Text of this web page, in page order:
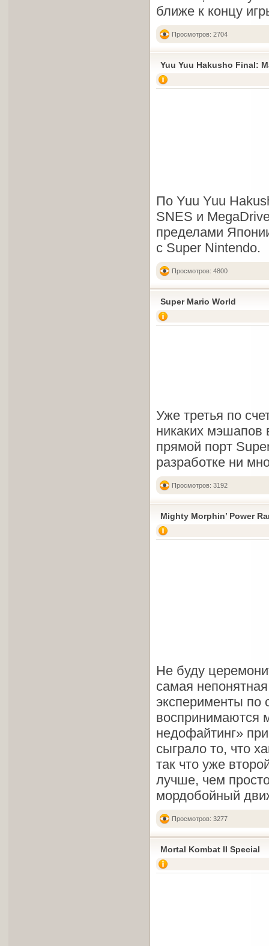
ближе к концу
Просмотров: 2704
Yuu Yuu Hakusho Final:
По Yuu Yuu
SNES и
пределами
с Super Nintendo.
Просмотров: 4800
Super Mario World
Уже третья по
никаких мэшапов
прямой порт
разработке ни
Просмотров: 3192
Mighty Morphin’ Power
Не буду
самая
эксперименты по
воспринимаются
недофайтинг»
сыграло то, что
так что уже
лучше, чем
мордобойный
Просмотров: 3277
Mortal Kombat II Special